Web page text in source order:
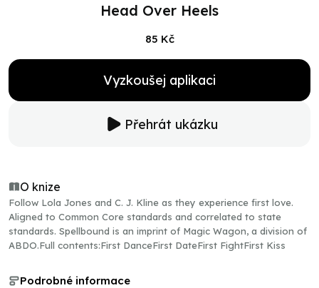
Head Over Heels
85 Kč
Vyzkoušej aplikaci
Přehrát ukázku
O knize
Follow Lola Jones and C. J. Kline as they experience first love.
Aligned to Common Core standards and correlated to state
standards. Spellbound is an imprint of Magic Wagon, a division of
ABDO.Full contents:First DanceFirst DateFirst FightFirst Kiss
Podrobné informace